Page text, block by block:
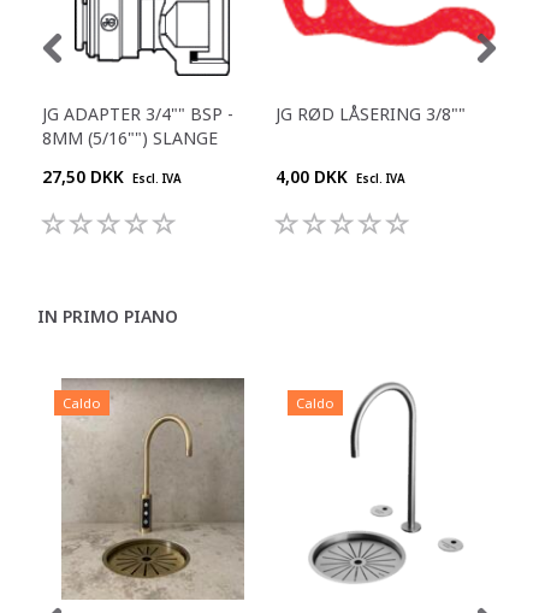
JG ADAPTER 3/4"" BSP -
8MM (5/16"") SLANGE
27,50 DKK Escl. IVA
JG RØD LÅSERING 3/8""
4,00 DKK Escl. IVA
IN PRIMO PIANO
Caldo Caldo